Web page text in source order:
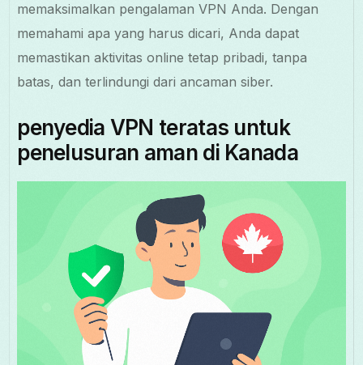
memaksimalkan pengalaman VPN Anda. Dengan
memahami apa yang harus dicari, Anda dapat
memastikan aktivitas online tetap pribadi, tanpa
batas, dan terlindungi dari ancaman siber.
penyedia VPN teratas untuk
penelusuran aman di Kanada